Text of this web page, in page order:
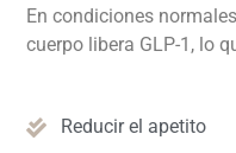
En condiciones
cuerpo libera GLP-1, lo
Reducir el apetito